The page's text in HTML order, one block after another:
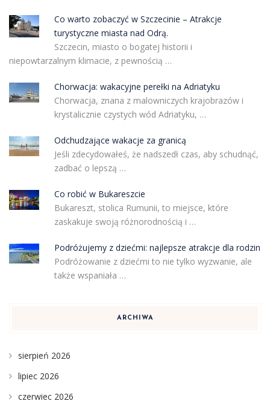
Co warto zobaczyć w Szczecinie – Atrakcje
turystyczne miasta nad Odrą.
Szczecin, miasto o bogatej historii i
niepowtarzalnym klimacie, z pewnością …
Chorwacja: wakacyjne perełki na Adriatyku
Chorwacja, znana z malowniczych krajobrazów i
krystalicznie czystych wód Adriatyku, …
Odchudzające wakacje za granicą
Jeśli zdecydowałeś, że nadszedł czas, aby schudnąć,
zadbać o lepszą …
Co robić w Bukareszcie
Bukareszt, stolica Rumunii, to miejsce, które
zaskakuje swoją różnorodnością i …
Podróżujemy z dziećmi: najlepsze atrakcje dla rodzin
Podróżowanie z dziećmi to nie tylko wyzwanie, ale
także wspaniała …
ARCHIWA
sierpień 2026
lipiec 2026
czerwiec 2026